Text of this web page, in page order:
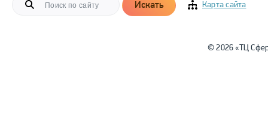
Искать Карта сайта
© 2026 «ТЦ